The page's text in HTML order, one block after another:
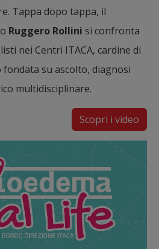
Tappa dopo tappa, il
Ruggero Rollini si confronta
nei Centri ITACA, cardine di
su ascolto, diagnosi
multidisciplinare.
Scopri i video